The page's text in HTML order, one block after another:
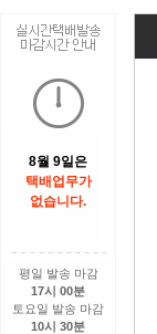
8월 9일은
택배업무가
없습니다.
평일 발송 마감
17시 00분
토요일 발송 마감
10시 30분